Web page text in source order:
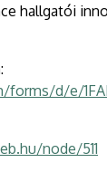
hallgatói
d/e/
node/511